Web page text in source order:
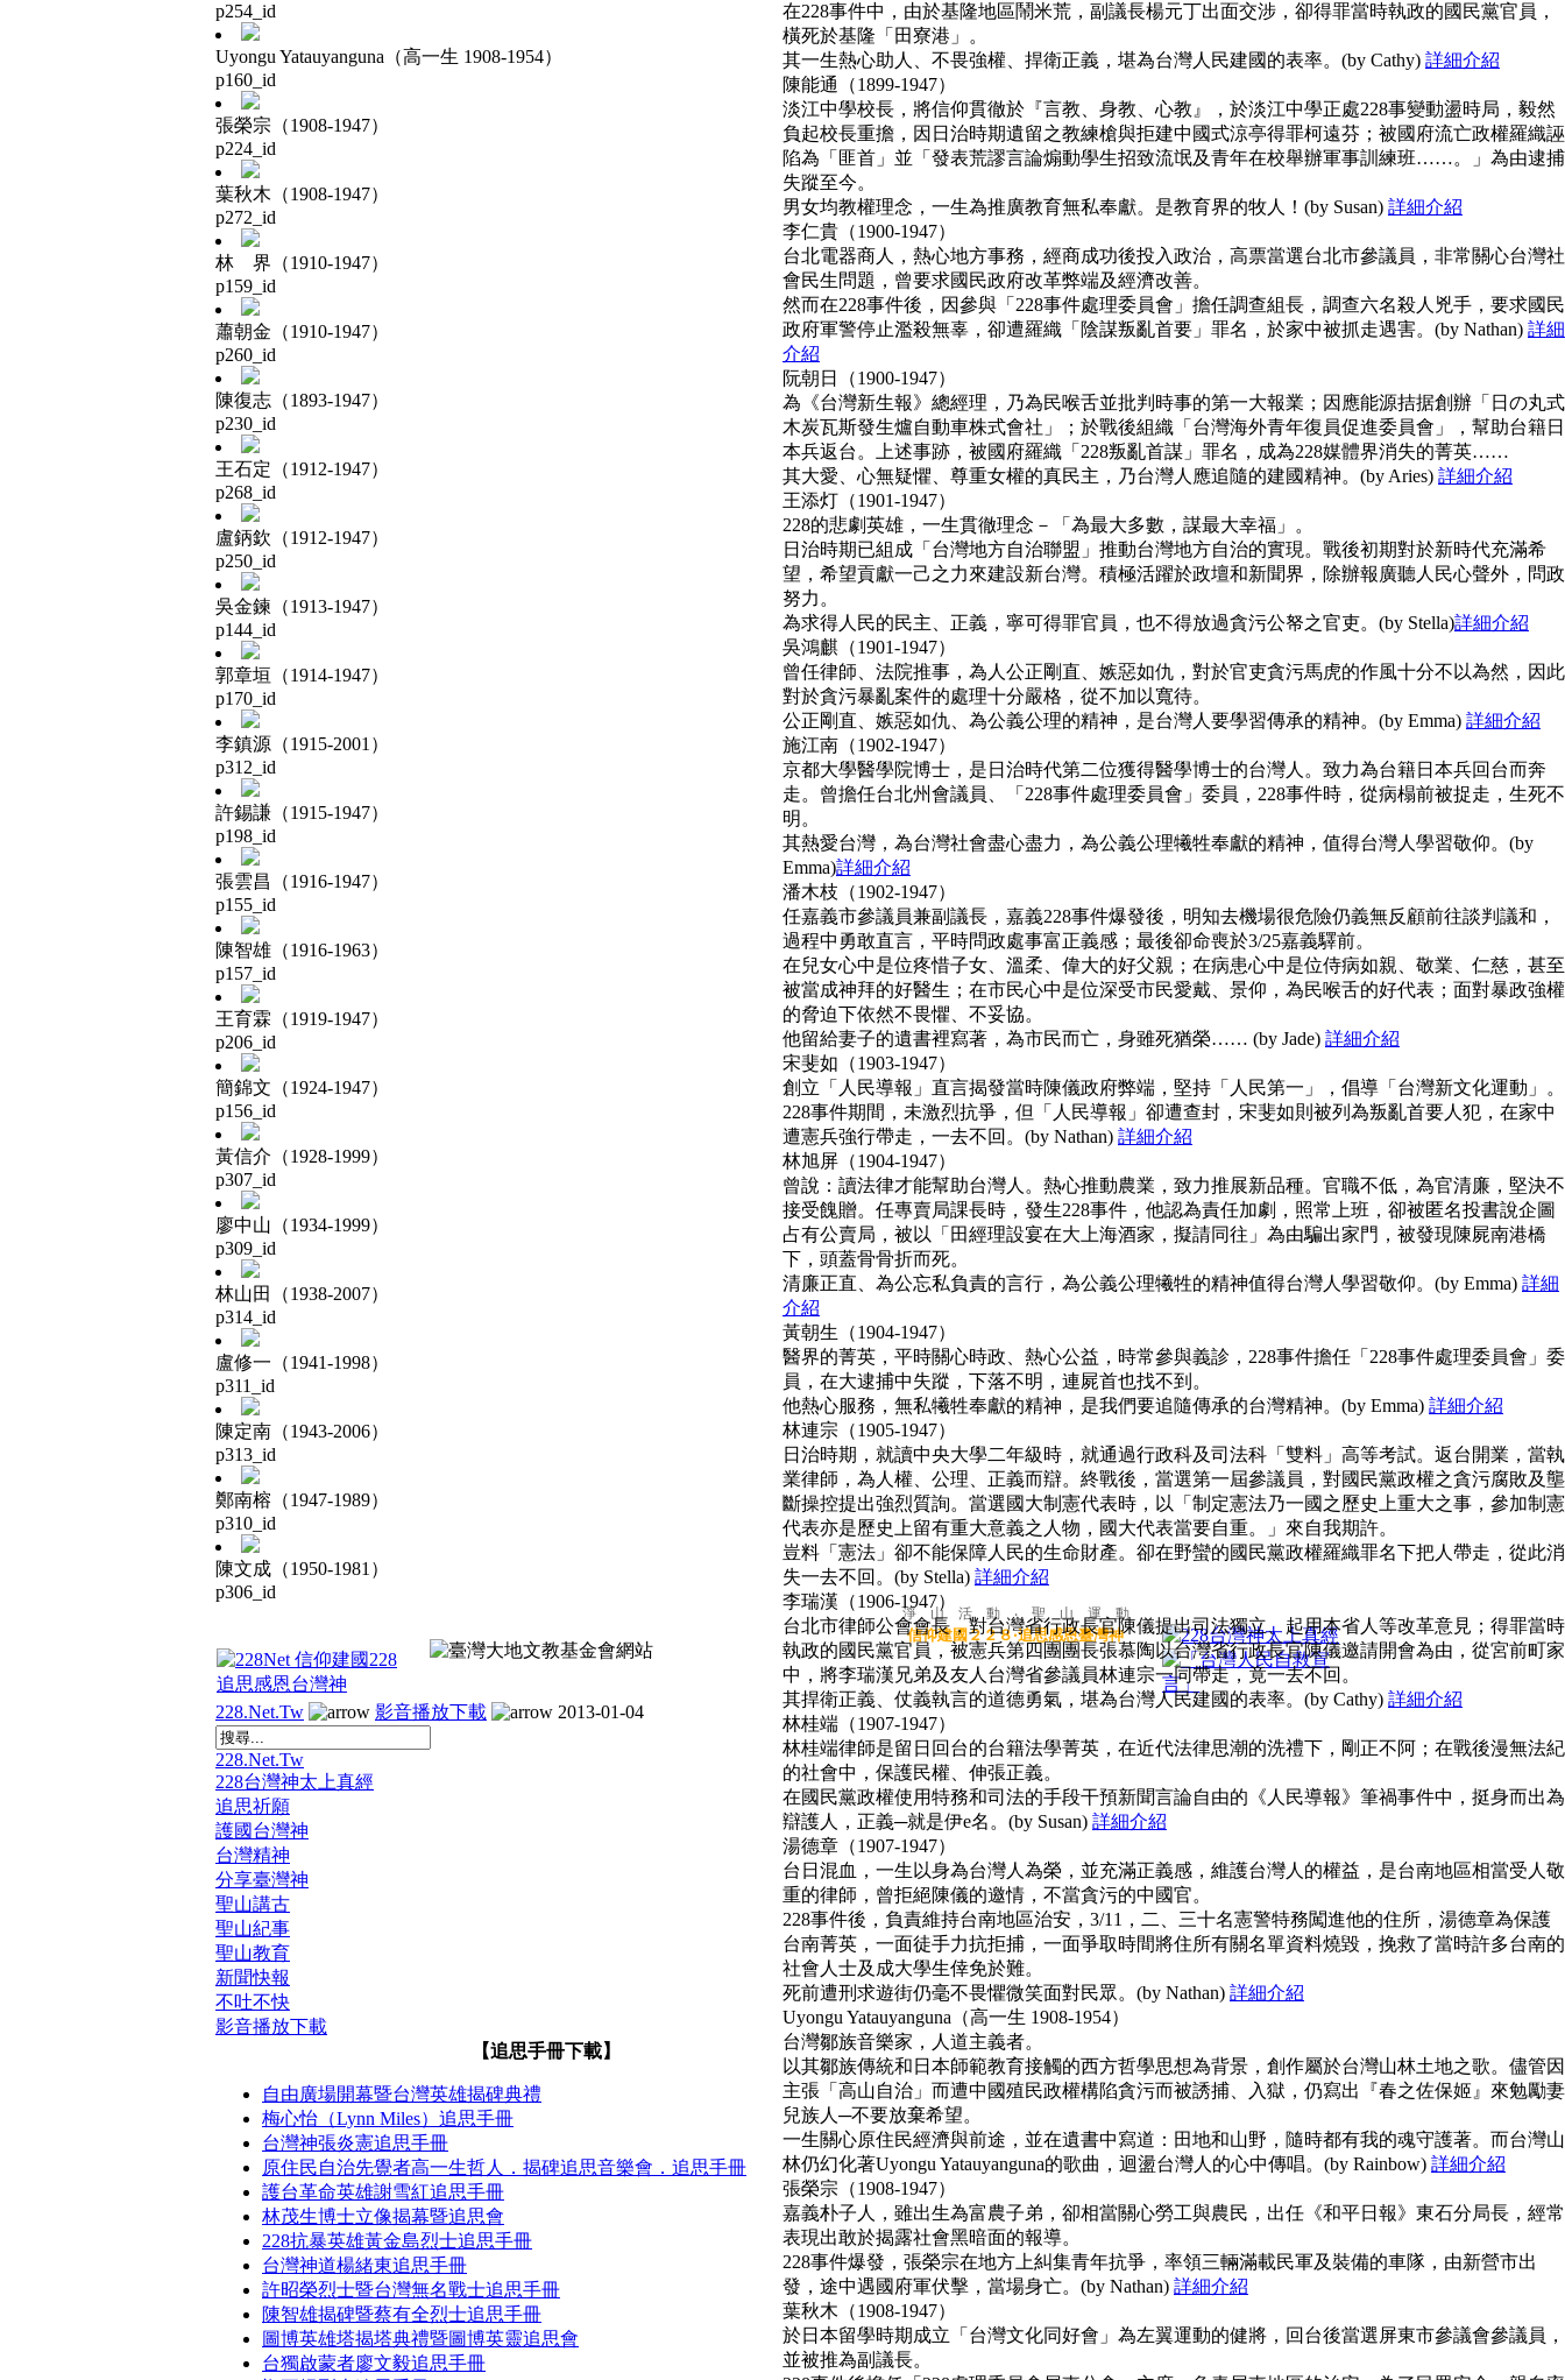
在228事件中，由於基隆地區鬧米荒，副議長楊元丁出面交涉，卻得罪當時執政的國民黨官員，
橫死於基隆「田寮港」。
其一生熱心助人、不畏強權、捍衛正義，堪為台灣人民建國的表率。(by Cathy) 詳細介紹
陳能通（1899-1947）
淡江中學校長，將信仰貫徹於『言教、身教、心教』，於淡江中學正處228事變動盪時局，毅然
負起校長重擔，因日治時期遺留之教練槍與拒建中國式涼亭得罪柯遠芬；被國府流亡政權羅織誣
陷為「匪首」並「發表荒謬言論煽動學生招致流氓及青年在校舉辦軍事訓練班……。」為由逮捕
失蹤至今。
男女均教權理念，一生為推廣教育無私奉獻。是教育界的牧人！(by Susan) 詳細介紹
李仁貴（1900-1947）
台北電器商人，熱心地方事務，經商成功後投入政治，高票當選台北市參議員，非常關心台灣社
會民生問題，曾要求國民政府改革弊端及經濟改善。
然而在228事件後，因參與「228事件處理委員會」擔任調查組長，調查六名殺人兇手，要求國民
政府軍警停止濫殺無辜，卻遭羅織「陰謀叛亂首要」罪名，於家中被抓走遇害。(by Nathan) 詳細
介紹
阮朝日（1900-1947）
為《台灣新生報》總經理，乃為民喉舌並批判時事的第一大報業；因應能源拮据創辦「日の丸式
木炭瓦斯發生爐自動車株式會社」；於戰後組織「台灣海外青年復員促進委員會」，幫助台籍日
本兵返台。上述事跡，被國府羅織「228叛亂首謀」罪名，成為228媒體界消失的菁英……
其大愛、心無疑懼、尊重女權的真民主，乃台灣人應追隨的建國精神。(by Aries) 詳細介紹
王添灯（1901-1947）
228的悲劇英雄，一生貫徹理念－「為最大多數，謀最大幸福」。
日治時期已組成「台灣地方自治聯盟」推動台灣地方自治的實現。戰後初期對於新時代充滿希
望，希望貢獻一己之力來建設新台灣。積極活躍於政壇和新聞界，除辦報廣聽人民心聲外，問政
努力。
為求得人民的民主、正義，寧可得罪官員，也不得放過貪污公帑之官吏。(by Stella)詳細介紹
吳鴻麒（1901-1947）
曾任律師、法院推事，為人公正剛直、嫉惡如仇，對於官吏貪污馬虎的作風十分不以為然，因此
對於貪污暴亂案件的處理十分嚴格，從不加以寬待。
公正剛直、嫉惡如仇、為公義公理的精神，是台灣人要學習傳承的精神。(by Emma) 詳細介紹
施江南（1902-1947）
京都大學醫學院博士，是日治時代第二位獲得醫學博士的台灣人。致力為台籍日本兵回台而奔
走。曾擔任台北州會議員、「228事件處理委員會」委員，228事件時，從病榻前被捉走，生死不
明。
其熱愛台灣，為台灣社會盡心盡力，為公義公理犧牲奉獻的精神，值得台灣人學習敬仰。(by
Emma)詳細介紹
潘木枝（1902-1947）
任嘉義市參議員兼副議長，嘉義228事件爆發後，明知去機場很危險仍義無反顧前往談判議和，
過程中勇敢直言，平時問政處事富正義感；最後卻命喪於3/25嘉義驛前。
在兒女心中是位疼惜子女、溫柔、偉大的好父親；在病患心中是位侍病如親、敬業、仁慈，甚至
被當成神拜的好醫生；在市民心中是位深受市民愛戴、景仰，為民喉舌的好代表；面對暴政強權
的脅迫下依然不畏懼、不妥協。
他留給妻子的遺書裡寫著，為市民而亡，身雖死猶榮…… (by Jade) 詳細介紹
宋斐如（1903-1947）
創立「人民導報」直言揭發當時陳儀政府弊端，堅持「人民第一」，倡導「台灣新文化運動」。
228事件期間，未激烈抗爭，但「人民導報」卻遭查封，宋斐如則被列為叛亂首要人犯，在家中
遭憲兵強行帶走，一去不回。(by Nathan) 詳細介紹
林旭屏（1904-1947）
曾說：讀法律才能幫助台灣人。熱心推動農業，致力推展新品種。官職不低，為官清廉，堅決不
接受餽贈。任專賣局課長時，發生228事件，他認為責任加劇，照常上班，卻被匿名投書說企圖
占有公賣局，被以「田經理設宴在大上海酒家，擬請同往」為由騙出家門，被發現陳屍南港橋
下，頭蓋骨骨折而死。
清廉正直、為公忘私負責的言行，為公義公理犧牲的精神值得台灣人學習敬仰。(by Emma) 詳細
介紹
黃朝生（1904-1947）
醫界的菁英，平時關心時政、熱心公益，時常參與義診，228事件擔任「228事件處理委員會」委
員，在大逮捕中失蹤，下落不明，連屍首也找不到。
他熱心服務，無私犧牲奉獻的精神，是我們要追隨傳承的台灣精神。(by Emma) 詳細介紹
林連宗（1905-1947）
日治時期，就讀中央大學二年級時，就通過行政科及司法科「雙料」高等考試。返台開業，當執
業律師，為人權、公理、正義而辯。終戰後，當選第一屆參議員，對國民黨政權之貪污腐敗及壟
斷操控提出強烈質詢。當選國大制憲代表時，以「制定憲法乃一國之歷史上重大之事，參加制憲
代表亦是歷史上留有重大意義之人物，國大代表當要自重。」來自我期許。
豈料「憲法」卻不能保障人民的生命財產。卻在野蠻的國民黨政權羅織罪名下把人帶走，從此消
失一去不回。(by Stella) 詳細介紹
李瑞漢（1906-1947）
台北市律師公會會長，對台灣省行政長官陳儀提出司法獨立、起用本省人等改革意見；得罪當時
執政的國民黨官員，被憲兵第四團團長張慕陶以台灣省行政長官陳儀邀請開會為由，從宮前町家
中，將李瑞漢兄弟及友人台灣省參議員林連宗一同帶走，竟一去不回。
其捍衛正義、仗義執言的道德勇氣，堪為台灣人民建國的表率。(by Cathy) 詳細介紹
林桂端（1907-1947）
林桂端律師是留日回台的台籍法學菁英，在近代法律思潮的洗禮下，剛正不阿；在戰後漫無法紀
的社會中，保護民權、伸張正義。
在國民黨政權使用特務和司法的手段干預新聞言論自由的《人民導報》筆禍事件中，挺身而出為
辯護人，正義─就是伊e名。(by Susan) 詳細介紹
湯德章（1907-1947）
台日混血，一生以身為台灣人為榮，並充滿正義感，維護台灣人的權益，是台南地區相當受人敬
重的律師，曾拒絕陳儀的邀情，不當貪污的中國官。
228事件後，負責維持台南地區治安，3/11，二、三十名憲警特務闖進他的住所，湯德章為保護
台南菁英，一面徒手力抗拒捕，一面爭取時間將住所有關名單資料燒毀，挽救了當時許多台南的
社會人士及成大學生倖免於難。
死前遭刑求遊街仍毫不畏懼微笑面對民眾。(by Nathan) 詳細介紹
Uyongu Yatauyanguna（高一生 1908-1954）
台灣鄒族音樂家，人道主義者。
以其鄒族傳統和日本師範教育接觸的西方哲學思想為背景，創作屬於台灣山林土地之歌。儘管因
主張「高山自治」而遭中國殖民政權構陷貪污而被誘捕、入獄，仍寫出『春之佐保姬』來勉勵妻
兒族人─不要放棄希望。
一生關心原住民經濟與前途，並在遺書中寫道：田地和山野，隨時都有我的魂守護著。而台灣山
林仍幻化著Uyongu Yatauyanguna的歌曲，迴盪台灣人的心中傳唱。(by Rainbow) 詳細介紹
張榮宗（1908-1947）
嘉義朴子人，雖出生為富農子弟，卻相當關心勞工與農民，出任《和平日報》東石分局長，經常
表現出敢於揭露社會黑暗面的報導。
228事件爆發，張榮宗在地方上糾集青年抗爭，率領三輛滿載民軍及裝備的車隊，由新營市出
發，途中遇國府軍伏擊，當場身亡。(by Nathan) 詳細介紹
葉秋木（1908-1947）
於日本留學時期成立「台灣文化同好會」為左翼運動的健將，回台後當選屏東市參議會參議員，
並被推為副議長。
p254_id
Uyongu Yatauyanguna（高一生 1908-1954）
p160_id
張榮宗（1908-1947）
p224_id
葉秋木（1908-1947）
p272_id
林 界（1910-1947）
p159_id
蕭朝金（1910-1947）
p260_id
陳復志（1893-1947）
p230_id
王石定（1912-1947）
p268_id
盧鈵欽（1912-1947）
p250_id
吳金鍊（1913-1947）
p144_id
郭章垣（1914-1947）
p170_id
李鎮源（1915-2001）
p312_id
許錫謙（1915-1947）
p198_id
張雲昌（1916-1947）
p155_id
陳智雄（1916-1963）
p157_id
王育霖（1919-1947）
p206_id
簡錦文（1924-1947）
p156_id
黃信介（1928-1999）
p307_id
廖中山（1934-1999）
p309_id
林山田（1938-2007）
p314_id
盧修一（1941-1998）
p311_id
陳定南（1943-2006）
p313_id
鄭南榕（1947-1989）
p310_id
陳文成（1950-1981）
p306_id
淨 山 活 動 ‧ 聖 山 運 動
信仰建國２２８‧追思感恩臺灣神
228.Net.Tw 影音播放下載 2013-01-04
228.Net.Tw
228台灣神太上真經
追思祈願
護國台灣神
台灣精神
分享臺灣神
聖山講古
聖山紀事
聖山教育
新聞快報
不吐不快
影音播放下載
【追思手冊下載】
自由廣場開幕暨台灣英雄揭碑典禮
梅心怡（Lynn Miles）追思手冊
台灣神張炎憲追思手冊
原住民自治先覺者高一生哲人．揭碑追思音樂會．追思手冊
護台革命英雄謝雪紅追思手冊
林茂生博士立像揭幕暨追思會
228抗暴英雄黃金島烈士追思手冊
台灣神道楊緒東追思手冊
許昭榮烈士暨台灣無名戰士追思手冊
陳智雄揭碑暨蔡有全烈士追思手冊
圖博英雄塔揭塔典禮暨圖博英靈追思會
台獨啟蒙者廖文毅追思手冊